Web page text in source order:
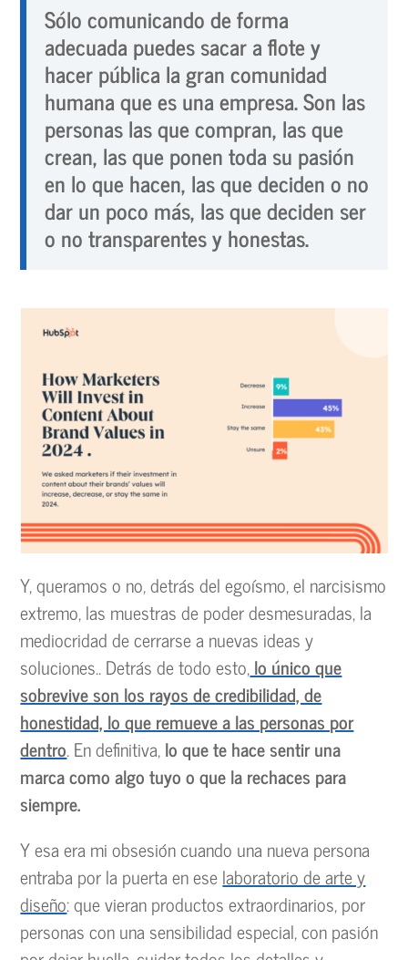
Sólo comunicando de forma
adecuada puedes sacar a flote y
hacer pública la gran comunidad
humana que es una empresa. Son las
personas las que compran, las que
crean, las que ponen toda su pasión
en lo que hacen, las que deciden o no
dar un poco más, las que deciden ser
o no transparentes y honestas.
Y, queramos o no, detrás del egoísmo, el narcisismo
extremo, las muestras de poder desmesuradas, la
mediocridad de cerrarse a nuevas ideas y
soluciones.. Detrás de todo esto,lo único que
sobrevive son los rayos de credibilidad, de
honestidad, lo que remueve a las personas por
dentro. En definitiva,lo que te hace sentir una
marca como algo tuyo o que la rechaces para
siempre.
Y esa era mi obsesión cuando una nueva persona
entraba por la puerta en eselaboratorio de arte y
diseño: que vieran productos extraordinarios, por
personas con una sensibilidad especial, con pasión